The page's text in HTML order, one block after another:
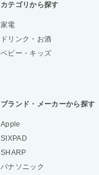
カテゴリから探す
家電
ドリンク・お酒
ベビー・キッズ
ブランド・メーカーから探す
Apple
SIXPAD
SHARP
パナソニック